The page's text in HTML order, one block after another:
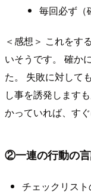
毎回必ず（
＜感想＞ これをす
いそうです。 確か
た。 失敗に対して
し事を誘発します
かっていれば、す
②一連の行動の
チェックリスト